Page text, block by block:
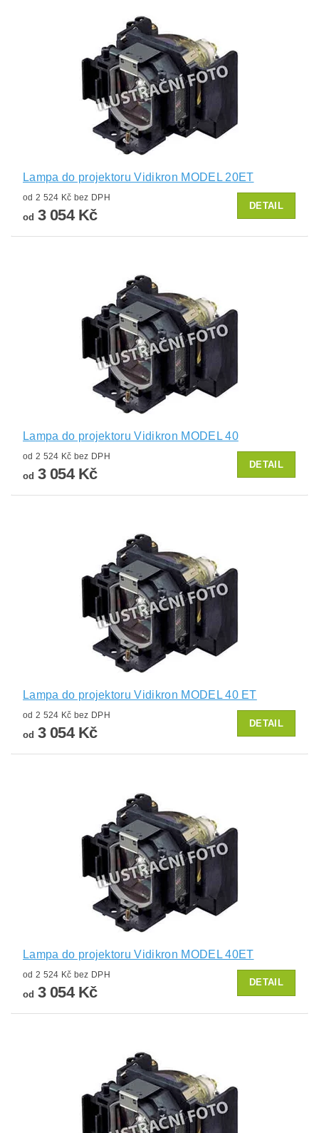
Lampa do projektoru Vidikron MODEL 20ET
od 2 524 Kč bez DPH
od 3 054 Kč
DETAIL
Lampa do projektoru Vidikron MODEL 40
od 2 524 Kč bez DPH
od 3 054 Kč
DETAIL
Lampa do projektoru Vidikron MODEL 40 ET
od 2 524 Kč bez DPH
od 3 054 Kč
DETAIL
Lampa do projektoru Vidikron MODEL 40ET
od 2 524 Kč bez DPH
od 3 054 Kč
DETAIL